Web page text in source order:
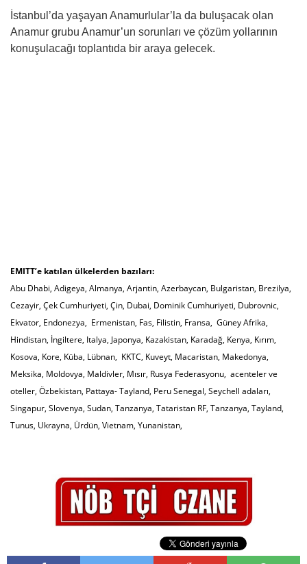
İstanbul’da yaşayan Anamurlular’la da buluşacak olan
Anamur grubu Anamur’un sorunları ve çözüm yollarının
konuşulacağı toplantıda bir araya gelecek.
EMITT’e katılan ülkelerden bazıları:
Abu Dhabi, Adigeya, Almanya, Arjantin, Azerbaycan, Bulgaristan, Brezilya,
Cezayir, Çek Cumhuriyeti, Çin, Dubai, Dominik Cumhuriyeti, Dubrovnic,
Ekvator, Endonezya, Ermenistan, Fas, Filistin, Fransa, Güney Afrika,
Hindistan, İngiltere, Italya, Japonya, Kazakistan, Karadağ, Kenya, Kırım,
Kosova, Kore, Küba, Lübnan, KKTC, Kuveyt, Macaristan, Makedonya,
Meksika, Moldovya, Maldivler, Mısır, Rusya Federasyonu, acenteler ve
oteller, Özbekistan, Pattaya- Tayland, Peru Senegal, Seychell adaları,
Singapur, Slovenya, Sudan, Tanzanya, Tataristan RF, Tanzanya, Tayland,
Tunus, Ukrayna, Ürdün, Vietnam, Yunanistan,